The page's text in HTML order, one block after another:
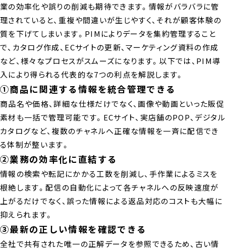
業の効率化や誤りの削減も期待できます。情報がバラバラに管
理されていると、重複や間違いが生じやすく、それが顧客体験の
質を下げてしまいます。PIMによりデータを集約管理すること
で、カタログ作成、ECサイトの更新、マーケティング資料の作成
など、様々なプロセスがスムーズになります。以下では、PIM導
入により得られる代表的な7つの利点を解説します。
①商品に関連する情報を統合管理できる
商品名や価格、詳細な仕様だけでなく、画像や動画といった販促
素材も一括で管理可能です。ECサイト、実店舗のPOP、デジタル
カタログなど、複数のチャネルへ正確な情報を一斉に配信でき
る体制が整います。
②業務の効率化に直結する
情報の検索や転記にかかる工数を削減し、手作業によるミスを
根絶します。配信の自動化によって各チャネルへの反映速度が
上がるだけでなく、誤った情報による返品対応のコストも大幅に
抑えられます。
③最新の正しい情報を確認できる
全社で共有された唯一の正解データを参照できるため、古い情